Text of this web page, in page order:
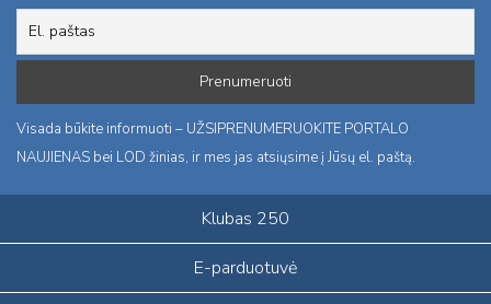
Visada būkite informuoti – UŽSIPRENUMERUOKITE PORTALO
NAUJIENAS bei LOD žinias, ir mes jas atsiųsime į Jūsų el. paštą.
Klubas 250
E-parduotuvė